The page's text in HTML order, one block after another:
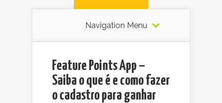
Navigation Menu
Feature Points App –
Saiba o que é e como fazer
o cadastro para ganhar